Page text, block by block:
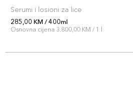
Serumi i losioni za lice
285,00 KM / 400ml
Osnovna cijena 3.800,00 KM / 1 l